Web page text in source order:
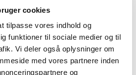
cookies
tilpasse vores indhold og
funktioner til sociale medier og til
Vi deler også oplysninger om
med vores partnere inden
og